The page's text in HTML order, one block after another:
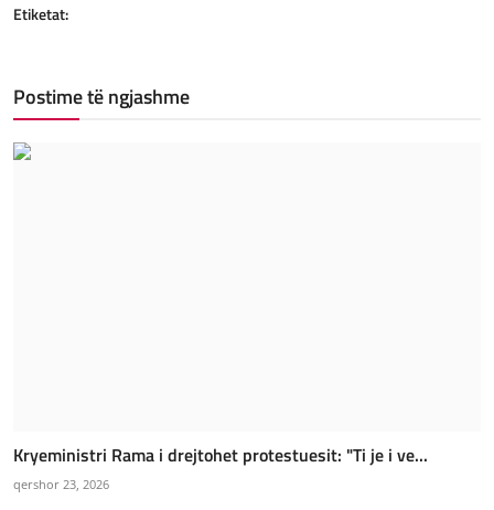
Etiketat:
Postime të ngjashme
Kryeministri Rama i drejtohet protestuesit: "Ti je i ve...
qershor 23, 2026